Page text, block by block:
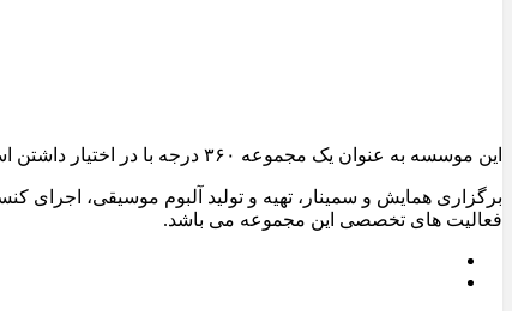
این موسسه به عنوان یک مجموعه ۳۶۰ درجه با در اختیار داشتن استودیو اختصاصی موسیقی و صدا در حوزه تهیه و تولید محصولات فرهنگی و هنری ایفای نقش می کند.
برگزاری همایش و سمینار، تهیه و تولید آلبوم موسیقی،
فعالیت های تخصصی این مجموعه می باشد.